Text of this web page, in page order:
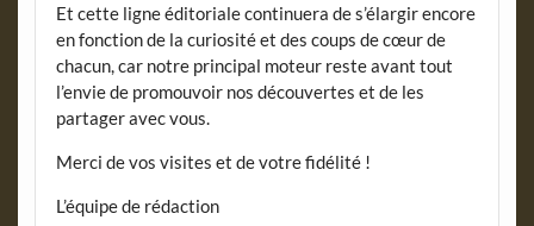
Et cette ligne éditoriale continuera de s’élargir encore
en fonction de la curiosité et des coups de cœur de
chacun, car notre principal moteur reste avant tout
l’envie de promouvoir nos découvertes et de les
partager avec vous.
Merci de vos visites et de votre fidélité !
L’équipe de rédaction